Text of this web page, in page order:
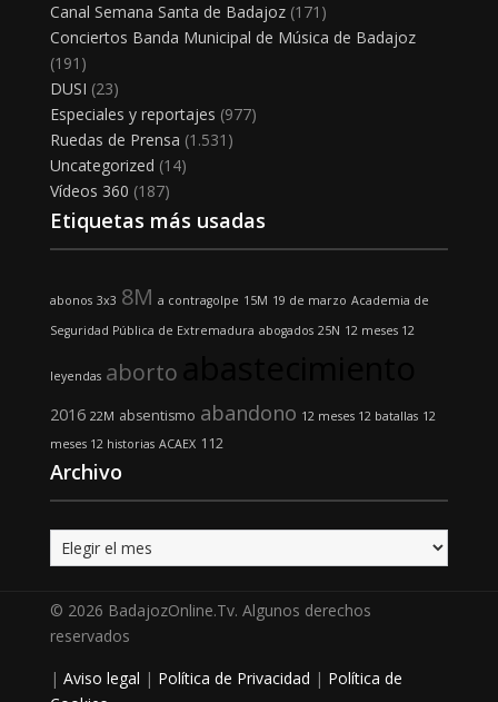
Canal Semana Santa de Badajoz(171)
Conciertos Banda Municipal de Música de Badajoz
(191)
DUSI (23)
Especiales y reportajes (977)
Ruedas de Prensa (1.531)
Uncategorized (14)
Vídeos 360 (187)
Etiquetas más usadas
abonos 3x3 8M a contragolpe 15M 19 de marzo Academia de
Seguridad Pública de Extremadura abogados 25N 12 meses 12
leyendas aborto
2016 22M absentismo abandono 12 meses 12 batallas 12
meses 12 historias ACAEX 112
Archivo
Archivo
© 2026 BadajozOnline.Tv. Algunos derechos
reservados
| Aviso legal | Política de Privacidad | Política de